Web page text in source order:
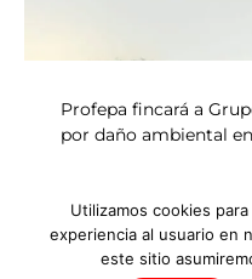
Profepa fincará a
por daño ambiental
INICIO
Utilizamos cookies
experiencia al usuario en
este sitio